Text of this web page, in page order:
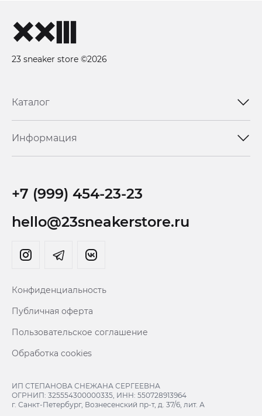
23 sneaker store ©2026
Каталог
Информация
+7 (999) 454-23-23
hello@23sneakerstore.ru
Конфиденциальность
Публичная оферта
Пользовательское соглашение
Обработка cookies
ИП СТЕПАНОВА СНЕЖАНА СЕРГЕЕВНА
ОГРНИП: 325554300000335, ИНН: 550728913964
г. Санкт-Петербург, Вознесенский пр-т, д. 37/6, лит. А